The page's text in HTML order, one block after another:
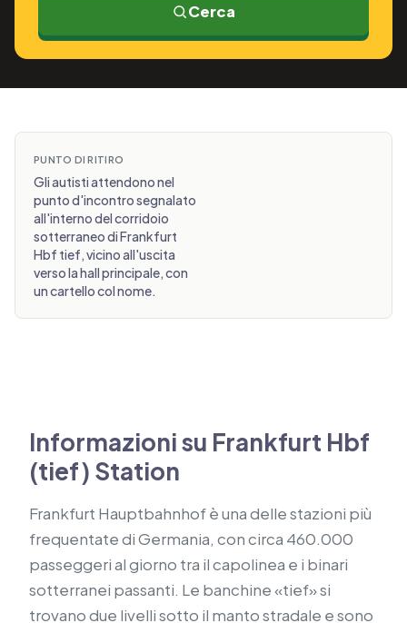
Cerca
PUNTO DI RITIRO
Gli autisti attendono nel
punto d'incontro segnalato
all'interno del corridoio
sotterraneo di Frankfurt
Hbf tief, vicino all'uscita
verso la hall principale, con
un cartello col nome.
Informazioni su Frankfurt Hbf
(tief) Station
Frankfurt Hauptbahnhof è una delle stazioni più
frequentate di Germania, con circa 460.000
passeggeri al giorno tra il capolinea e i binari
sotterranei passanti. Le banchine «tief» si
trovano due livelli sotto il manto stradale e sono